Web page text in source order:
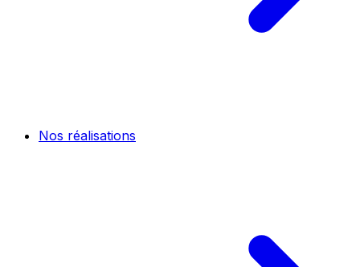
Nos réalisations